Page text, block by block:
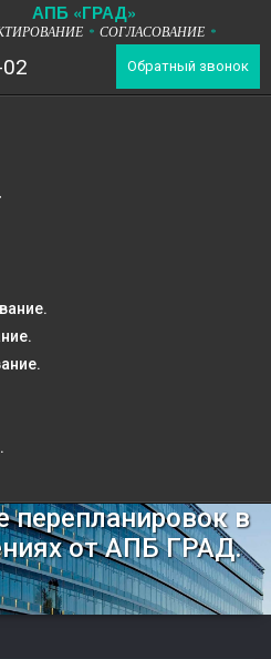
АПБ «ГРАД»
* СОГЛАСОВАНИЕ *
Обратный звонок
перепланировок в
от АПБ ГРАД.